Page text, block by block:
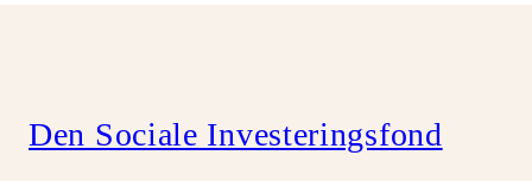
Den Sociale Investeringsfond